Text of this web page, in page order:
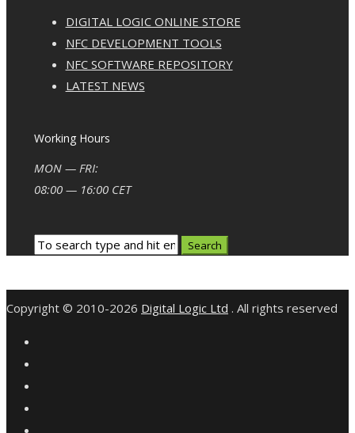
DIGITAL LOGIC ONLINE STORE
NFC DEVELOPMENT TOOLS
NFC SOFTWARE REPOSITORY
LATEST NEWS
Working Hours
MON — FRI:
08:00 — 16:00 CET
Copyright © 2010-2026 Digital Logic Ltd . All rights reserved